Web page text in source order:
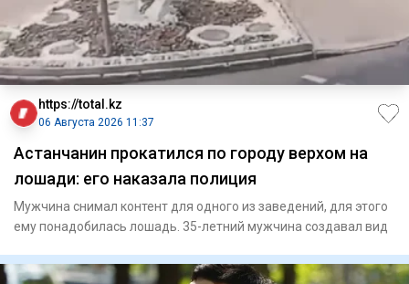
https://total.kz
06 Августа 2026 11:37
Астанчанин прокатился по городу верхом на
лошади: его наказала полиция
Мужчина снимал контент для одного из заведений, для этого
ему понадобилась лошадь. 35-летний мужчина создавал вид